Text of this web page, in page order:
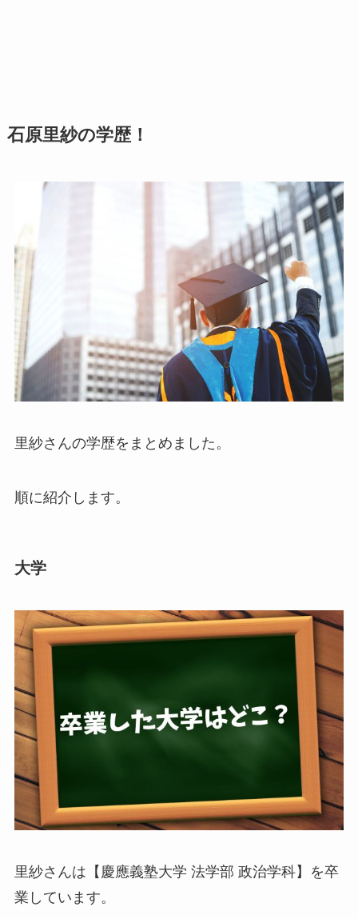
石原里紗の学歴！
里紗さんの学歴をまとめました。
順に紹介します。
大学
里紗さんは【慶應義塾大学 法学部 政治学科】を卒
業しています。